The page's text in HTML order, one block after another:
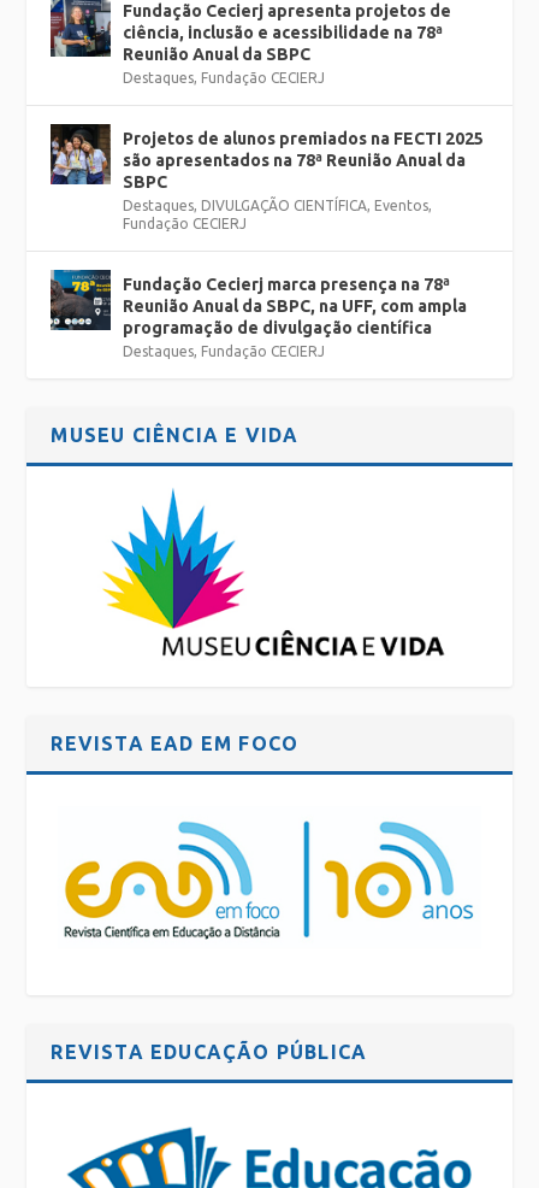
Fundação Cecierj apresenta projetos de
ciência, inclusão e acessibilidade na 78ª
Reunião Anual da SBPC
Destaques, Fundação CECIERJ
Projetos de alunos premiados na FECTI 2025
são apresentados na 78ª Reunião Anual da
SBPC
Destaques, DIVULGAÇÃO CIENTÍFICA, Eventos,
Fundação CECIERJ
Fundação Cecierj marca presença na 78ª
Reunião Anual da SBPC, na UFF, com ampla
programação de divulgação científica
Destaques, Fundação CECIERJ
MUSEU CIÊNCIA E VIDA
REVISTA EAD EM FOCO
REVISTA EDUCAÇÃO PÚBLICA